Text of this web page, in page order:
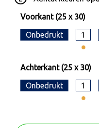
Voorkant (25 x 30)
Onbedrukt 1
Achterkant (25 x 30)
Onbedrukt 1